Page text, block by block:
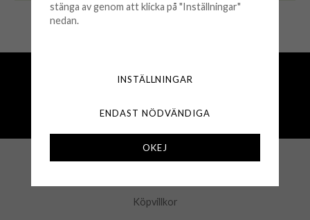
🟢 Finns i lager 🟢 Finns i lager
Köpvillkor
stänga av genom att klicka på "Inställningar"
nedan.
INSTÄLLNINGAR
ENDAST NÖDVÄNDIGA
OKEJ